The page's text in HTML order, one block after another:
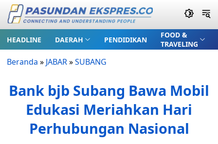
HEADLINE DAERAH PENDIDIKAN
FOOD &
TRAVELING
Beranda » JABAR»SUBANG
Bank bjb Subang Bawa Mobil
Edukasi Meriahkan Hari
Perhubungan Nasional